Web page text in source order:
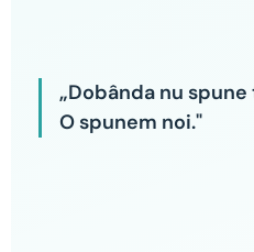
„Dobânda nu
O spunem noi."